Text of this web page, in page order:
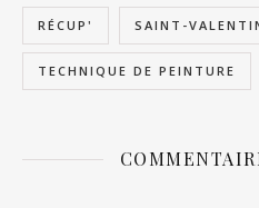
RÉCUP' SAINT-
TECHNIQUE DE PEINTURE